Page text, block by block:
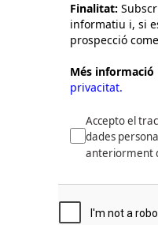
Finalitat:
informatiu i, si
prospecció
Més informació
privacitat.
Accepto el
dades
anteriorment